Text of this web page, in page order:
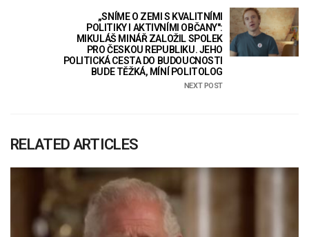
„SNÍME O ZEMI S KVALITNÍMI
POLITIKY I AKTIVNÍMI OBČANY":
MIKULÁŠ MINÁŘ ZALOŽIL SPOLEK
PRO ČESKOU REPUBLIKU. JEHO
POLITICKÁ CESTA DO BUDOUCNOSTI
BUDE TĚŽKÁ, MÍNÍ POLITOLOG
NEXT POST
RELATED ARTICLES